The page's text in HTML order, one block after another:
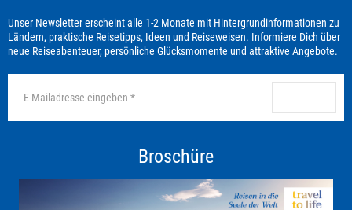
Unser Newsletter erscheint alle 1-2 Monate mit Hintergrundinformationen zu
Ländern, praktische Reisetipps, Ideen und Reiseweisen. Informiere Dich über
neue Reiseabenteuer, persönliche Glücksmomente und attraktive Angebote.
Broschüre